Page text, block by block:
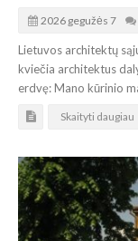
2026 gegužės 7
Lietuvos architektų
kviečia architektus
erdvę: Mano kūrinio
Skaityti daugiau